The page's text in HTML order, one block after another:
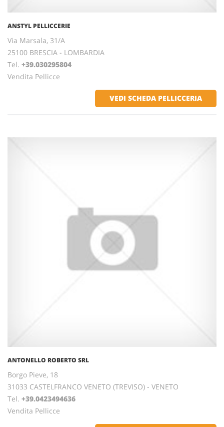
ANSTYL PELLICCERIE
Via Marsala, 31/A
25100 BRESCIA - LOMBARDIA
Tel. +39.030295804
Vendita Pellicce
VEDI SCHEDA PELLICCERIA
ANTONELLO ROBERTO SRL
Borgo Pieve, 18
31033 CASTELFRANCO VENETO (TREVISO) - VENETO
Tel. +39.0423494636
Vendita Pellicce